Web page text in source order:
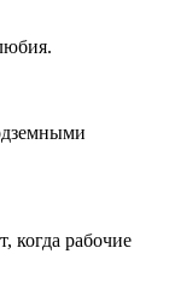
когда рабочие